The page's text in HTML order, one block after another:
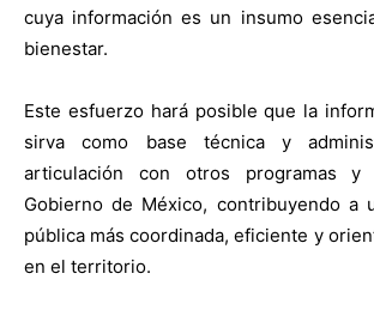
cuya información es un insumo
bienestar.
Este esfuerzo hará posible que la
sirva como base técnica y
articulación con otros programas y
Gobierno de México, contribuyendo a
pública más coordinada, eficiente y
en el territorio.